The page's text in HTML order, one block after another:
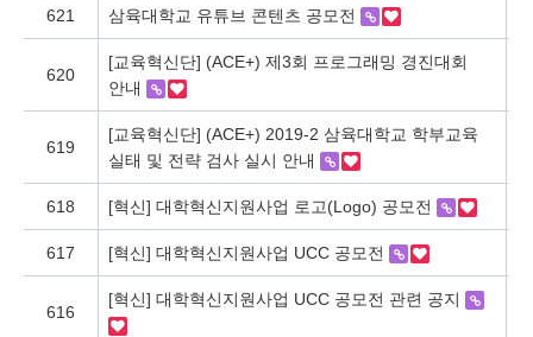
621 삼육대학교 유튜브 콘텐츠 공모전
620
[교육혁신단] (ACE+) 제3회 프로그래밍 경진대회
안내
619
[교육혁신단] (ACE+) 2019-2 삼육대학교 학부교육
실태 및 전략 검사 실시 안내
618 [혁신] 대학혁신지원사업 로고(Logo) 공모전
617 [혁신] 대학혁신지원사업 UCC 공모전
616
[혁신] 대학혁신지원사업 UCC 공모전 관련 공지